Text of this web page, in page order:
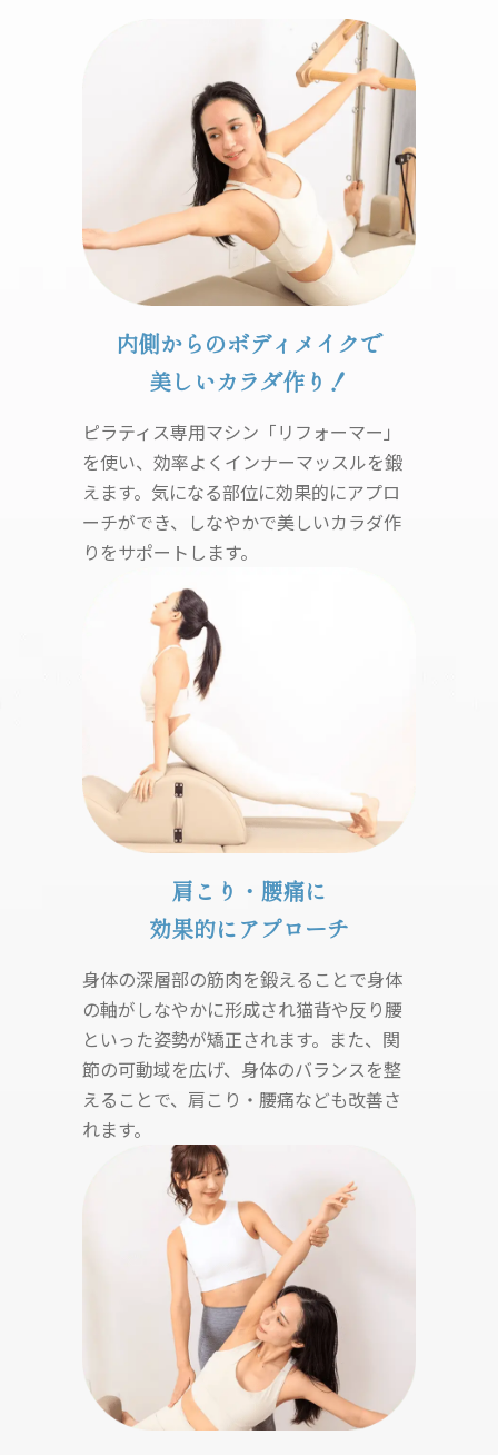
内側からのボディメイクで
美しいカラダ作り！
ピラティス専用マシン「リフォーマー」
を使い、効率よくインナーマッスルを鍛
えます。気になる部位に効果的にアプロ
ーチができ、しなやかで美しいカラダ作
りをサポートします。
肩こり・腰痛に
効果的にアプローチ
身体の深層部の筋肉を鍛えることで身体
の軸がしなやかに形成され猫背や反り腰
といった姿勢が矯正されます。また、関
節の可動域を広げ、身体のバランスを整
えることで、肩こり・腰痛なども改善さ
れます。